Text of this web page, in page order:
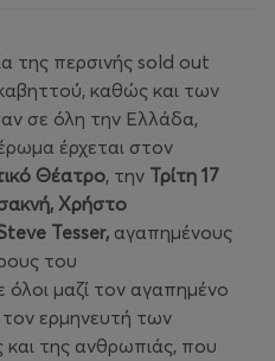
της περσινής sold out
καθώς και των
σε όλη την Ελλάδα,
έρχεται στον
Θέατρο, την Τρίτη 17
Χρήστο
Tesser, αγαπημένους
του
όλοι μαζί τον αγαπημένο
τον ερμηνευτή των
και της ανθρωπιάς, που